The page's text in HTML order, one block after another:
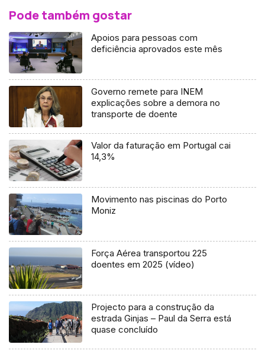
Pode também gostar
Apoios para pessoas com
deficiência aprovados este mês
Governo remete para INEM
explicações sobre a demora no
transporte de doente
Valor da faturação em Portugal cai
14,3%
Movimento nas piscinas do Porto
Moniz
Força Aérea transportou 225
doentes em 2025 (vídeo)
Projecto para a construção da
estrada Ginjas – Paul da Serra está
quase concluído